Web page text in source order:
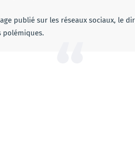
publié sur les réseaux sociaux, le
polémiques.